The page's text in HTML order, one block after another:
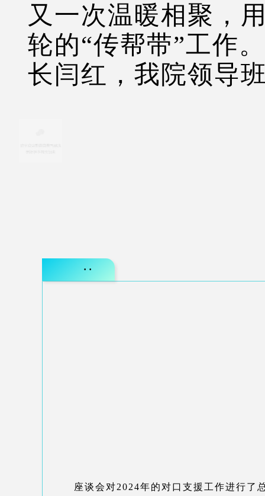
又一次温暖相聚，
轮的“传帮带”工作
长闫红，我院领导
· ·
座谈会对2024年的对口支援工作进行了